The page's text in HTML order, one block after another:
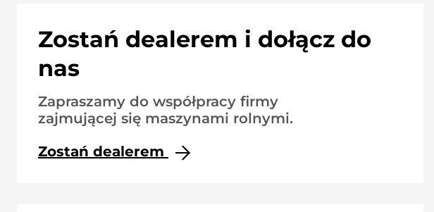
Zostań dealerem i dołącz do
nas
Zapraszamy do współpracy firmy
zajmującej się maszynami rolnymi.
Zostań dealerem